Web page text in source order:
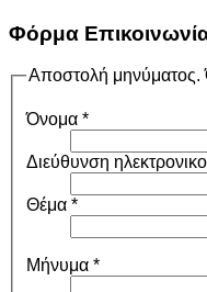
Φόρμα
Αποστολή μηνύματος.
Όνομα *
Διεύθυνση
Θέμα *
Μήνυμα *